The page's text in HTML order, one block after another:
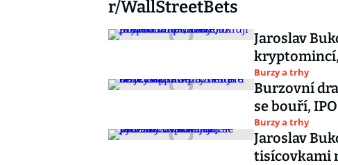
r/WallStreetBets
Jaroslav
Burzy a trhy
Burzovní
se bouří,
Burzy a trhy
Jaroslav
tisícovkami